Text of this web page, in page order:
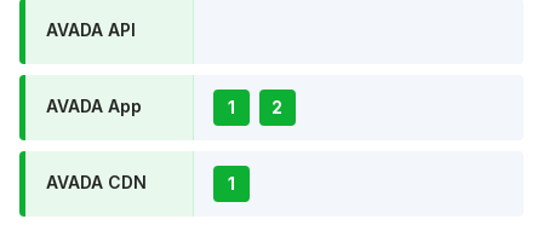
AVADA API
AVADA App 1 2
AVADA CDN 1